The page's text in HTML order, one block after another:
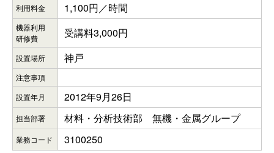
利用料金 1,100円／時間
機器利用
研修費
受講料3,000円
設置場所 神戸
注意事項
設置年月
2012年9月26日
担当部署 材料・分析技術部 無機・金属グループ
業務コード 3100250